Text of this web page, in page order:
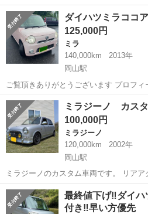
カー： ダイハツ 車名： ムーブ グレード： L 排気量：
660cc 車体色: マルーン 年式：平成24年2月 車検: R9年2月 ボディタイ
プ：...
岡山 岡山市 岡山駅
ダイハツミラココ
125,000円
ミラ
140,000km
2013年
岡山駅
ご覧頂きありがとうございます プロフィー
カー： ダイハツ 車名： ミラコ
岡山 倉敷市
ミラジーノ カス
100,000円
ミラジーノ
120,000km
2002年
岡山駅
ミラジーノのカスタム車両です。 リア
ハンドルも小径に変更されてます。 車
る曲がる止まる問題なし。 エアコンガ
です。 ATをリビルトに載...
岡山 岡山市 岡山駅 ミラジーノ
最終値下げ‼️ダイ
付き‼️早い方優先